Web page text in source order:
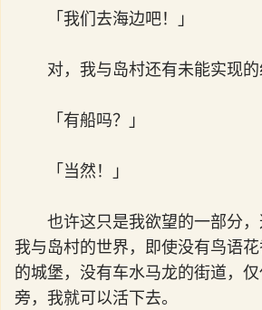
「我们去海边吧！」
对，我与岛村还有未能实现
「有船吗？」
「当然！」
也许这只是我欲望的一部分
我与岛村的世界，即使没有鸟语
的城堡，没有车水马龙的街道，
旁，我就可以活下去。